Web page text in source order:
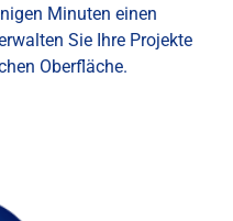
Minuten einen
Sie Ihre Projekte
Oberfläche.